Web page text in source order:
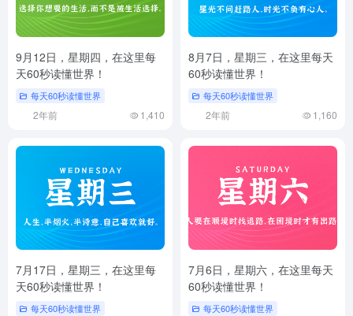
9月12日，星期四，在这里每
天60秒读懂世界！
每天60秒读懂世界
2年前 1,410
8月7日，星期三，在这里每天
60秒读懂世界！
每天60秒读懂世界
2年前 1,160
7月17日，星期三，在这里每
天60秒读懂世界！
每天60秒读懂世界
7月6日，星期六，在这里每天
60秒读懂世界！
每天60秒读懂世界